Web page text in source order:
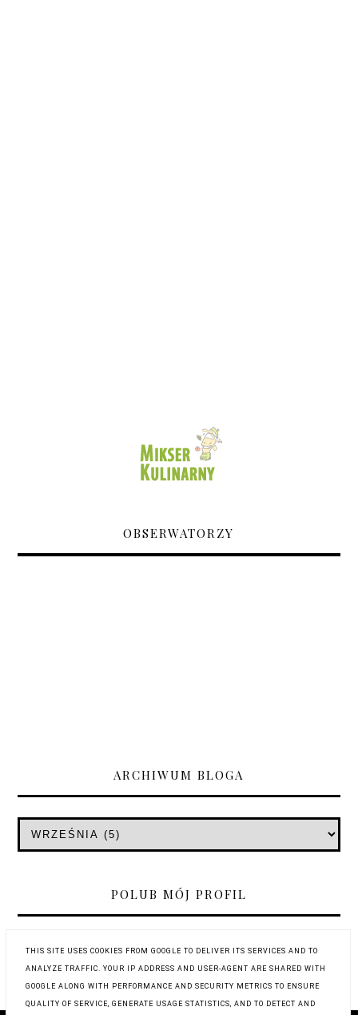
OBSERWATORZY
ARCHIWUM BLOGA
POLUB MÓJ PROFIL
THIS SITE USES COOKIES FROM GOOGLE TO DELIVER ITS SERVICES AND TO
ANALYZE TRAFFIC. YOUR IP ADDRESS AND USER-AGENT ARE SHARED WITH
GOOGLE ALONG WITH PERFORMANCE AND SECURITY METRICS TO ENSURE
QUALITY OF SERVICE, GENERATE USAGE STATISTICS, AND TO DETECT AND